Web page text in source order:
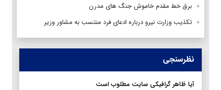
برق خط مقدم خاموش جنگ های مدرن
تکذیب وزارت نیرو درباره ادعای فرد منتسب به مشاور وزیر
نظرسنجی
آیا ظاهر گرافیکی سایت مطلوب است